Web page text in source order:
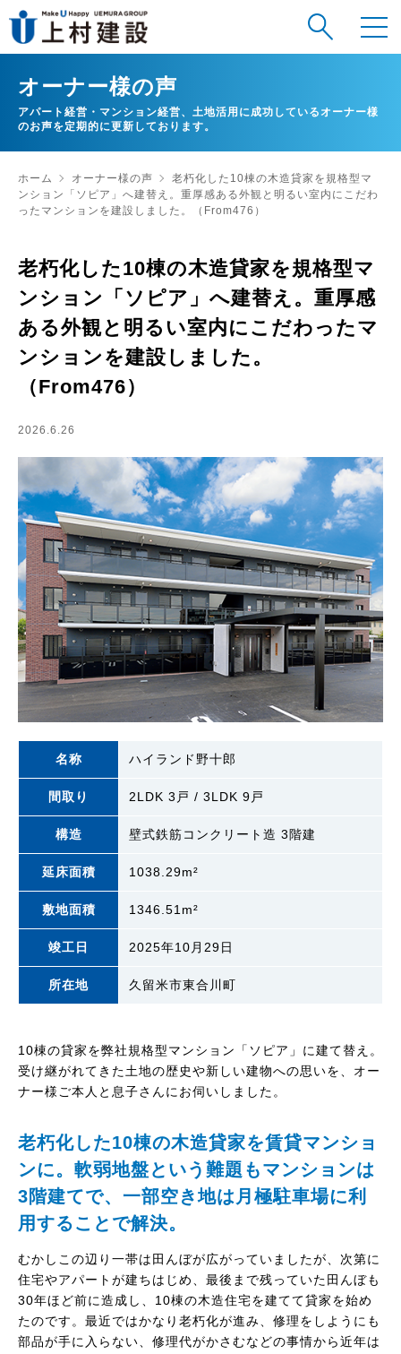
オーナー様の声
アパート経営・マンション経営、土地活用に成功しているオーナー様
のお声を定期的に更新しております。
ホーム オーナー様の声
老朽化した10棟の木造貸家を規格型マ
ンション「ソピア」へ建替え。重厚感ある外観と明るい室内にこだわ
ったマンションを建設しました。（From476）
老朽化した10棟の木造貸家を規格型マ
ンション「ソピア」へ建替え。重厚感
ある外観と明るい室内にこだわったマ
ンションを建設しました。
（From476）
2026.6.26
名称 ハイランド野十郎
間取り 2LDK 3戸 / 3LDK 9戸
構造 壁式鉄筋コンクリート造 3階建
延床面積 1038.29m²
敷地面積 1346.51m²
竣工日 2025年10月29日
所在地 久留米市東合川町
10棟の貸家を弊社規格型マンション「ソピア」に建て替え。
受け継がれてきた土地の歴史や新しい建物への思いを、オー
ナー様ご本人と息子さんにお伺いしました。
老朽化した10棟の木造貸家を賃貸マンショ
ンに。軟弱地盤という難題もマンションは
3階建てで、一部空き地は月極駐車場に利
用することで解決。
むかしこの辺り一帯は田んぼが広がっていましたが、次第に
住宅やアパートが建ちはじめ、最後まで残っていた田んぼも
30年ほど前に造成し、10棟の木造住宅を建てて貸家を始め
たのです。最近ではかなり老朽化が進み、修理をしようにも
部品が手に入らない、修理代がかさむなどの事情から近年は